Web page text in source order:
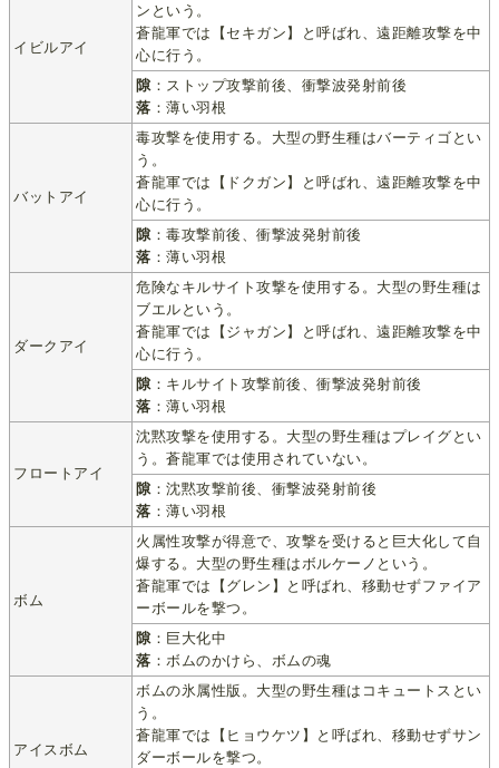
イビルアイ
ンという。
蒼龍軍では【セキガン】と呼ばれ、遠距離攻撃を中
心に行う。
隙 ：ストップ攻撃前後、衝撃波発射前後
落 ：薄い羽根
バットアイ
毒攻撃を使用する。大型の野生種はバーティゴとい
う。
蒼龍軍では【ドクガン】と呼ばれ、遠距離攻撃を中
心に行う。
隙 ：毒攻撃前後、衝撃波発射前後
落 ：薄い羽根
ダークアイ
危険なキルサイト攻撃を使用する。大型の野生種は
ブエルという。
蒼龍軍では【ジャガン】と呼ばれ、遠距離攻撃を中
心に行う。
隙 ：キルサイト攻撃前後、衝撃波発射前後
落 ：薄い羽根
フロートアイ
沈黙攻撃を使用する。大型の野生種はプレイグとい
う。蒼龍軍では使用されていない。
隙 ：沈黙攻撃前後、衝撃波発射前後
落 ：薄い羽根
ボム
火属性攻撃が得意で、攻撃を受けると巨大化して自
爆する。大型の野生種はボルケーノという。
蒼龍軍では【グレン】と呼ばれ、移動せずファイア
ーボールを撃つ。
隙 ：巨大化中
落 ：ボムのかけら、ボムの魂
アイスボム
ボムの氷属性版。大型の野生種はコキュートスとい
う。
蒼龍軍では【ヒョウケツ】と呼ばれ、移動せずサン
ダーボールを撃つ。